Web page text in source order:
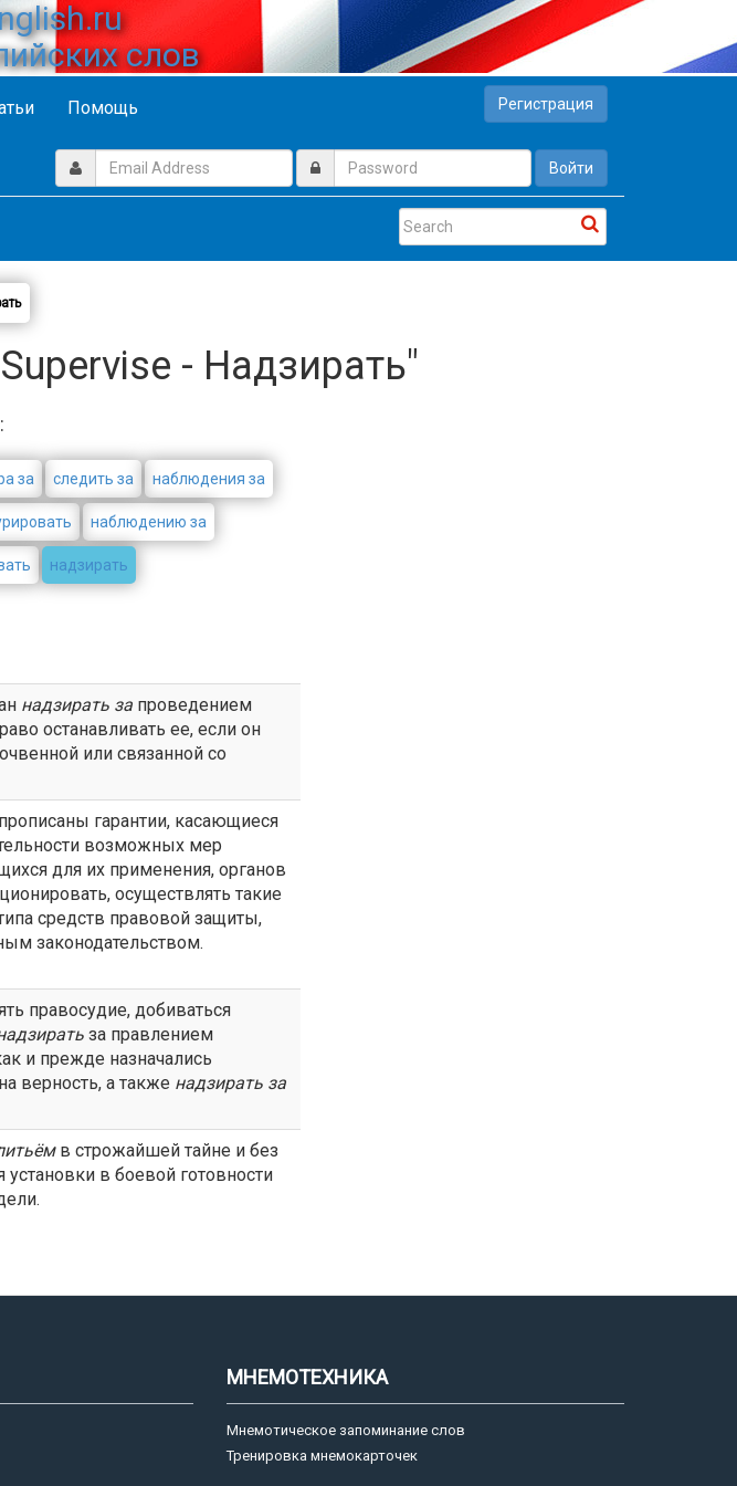
слов
Помощь Регистрация
Войти
- Надзирать"
за следить за наблюдения за
наблюдению за
надзирать
надзирать за проведением
останавливать ее, если он
или связанной со
гарантии, касающиеся
возможных мер
для их применения, органов
осуществлять такие
средств правовой защиты,
законодательством.
правосудие, добиваться
за правлением
и прежде назначались
верность, а также надзирать за
в строжайшей тайне и без
в боевой готовности
МНЕМОТЕХНИКА
Мнемотическое запоминание слов
Тренировка мнемокарточек